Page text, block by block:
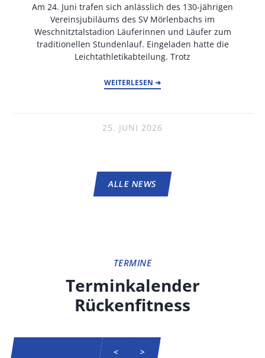
Am 24. Juni trafen sich anlässlich des 130-jährigen
Vereinsjubiläums des SV Mörlenbachs im
Weschnitztalstadion Läuferinnen und Läufer zum
traditionellen Stundenlauf. Eingeladen hatte die
Leichtathletikabteilung. Trotz
WEITERLESEN ➜
25. JUNI 2026
ALLE NEWS
TERMINE
Terminkalender
Rückenfitness
< >